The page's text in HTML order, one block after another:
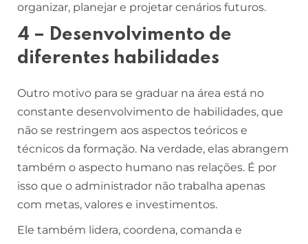
organizar, planejar e projetar cenários futuros.
4 – Desenvolvimento de
diferentes habilidades
Outro motivo para se graduar na área está no
constante desenvolvimento de habilidades, que
não se restringem aos aspectos teóricos e
técnicos da formação. Na verdade, elas abrangem
também o aspecto humano nas relações. É por
isso que o administrador não trabalha apenas
com metas, valores e investimentos.
Ele também lidera, coordena, comanda e